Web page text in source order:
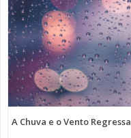
A Chuva e o Vento